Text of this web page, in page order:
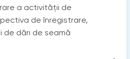
a activității de
de înregistrare,
de dări de seamă